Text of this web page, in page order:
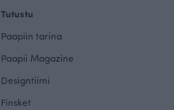
Tutustu
Paapiin tarina
Paapii Magazine
Designtiimi
Finsket